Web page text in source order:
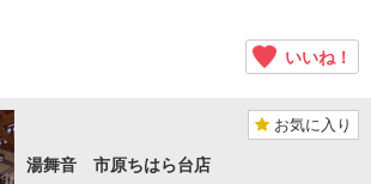
いいね！
お気に入り
湯舞音 市原ちはら台店